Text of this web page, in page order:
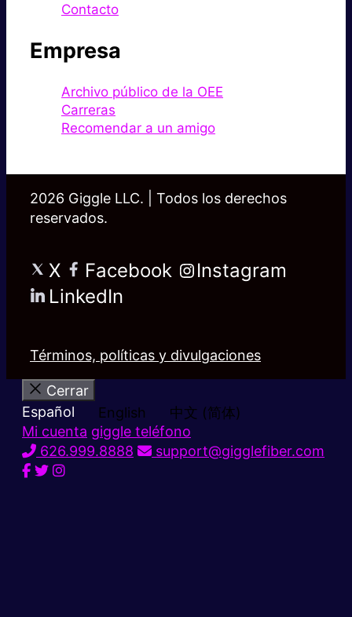
Contacto
Empresa
Archivo público de la OEE
Carreras
Recomendar a un amigo
2026 Giggle LLC. | Todos los derechos
reservados.
X Facebook
Instagram
LinkedIn
Términos, políticas y divulgaciones
Cerrar
Español
English
中文 (简体)
Mi cuenta giggle teléfono
626.999.8888
support@gigglefiber.com